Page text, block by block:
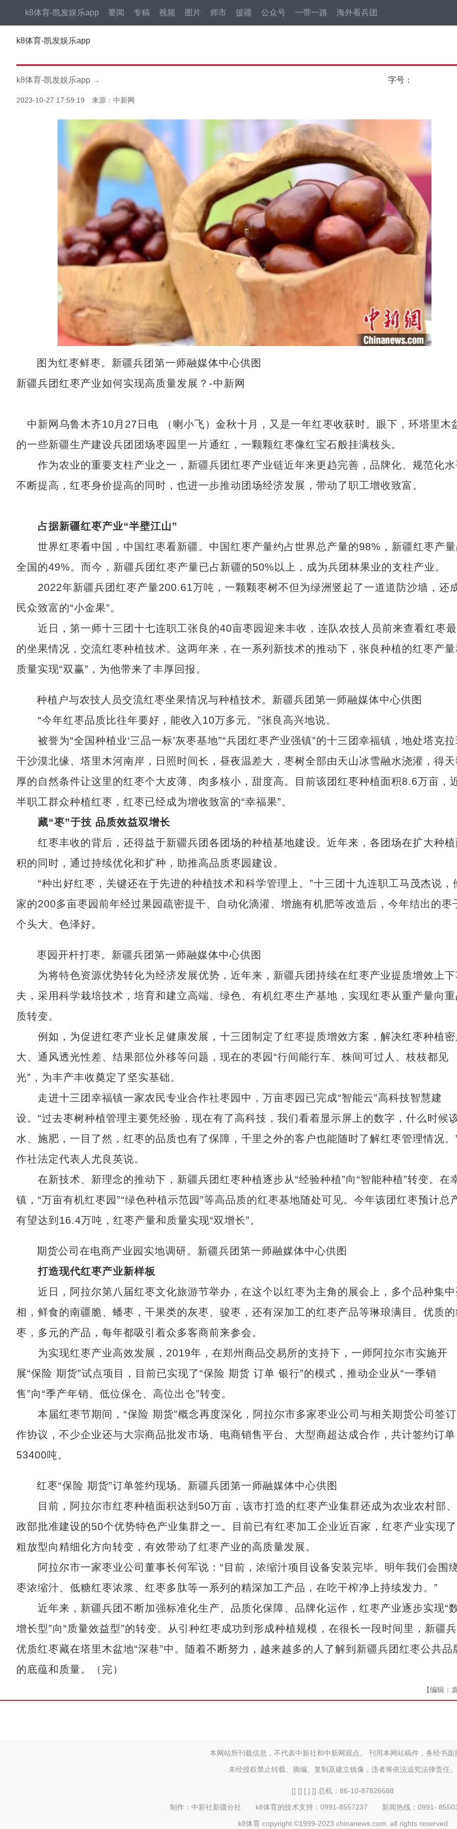
k8体育-凯发娱乐app 要闻 专稿 视频 图片 师市 援疆 公众号 一带一路 海外看兵团
k8体育-凯发娱乐app
k8体育-凯发娱乐app → 字号：
2023-10-27 17:59:19 来源：中新网
图为红枣鲜枣。新疆兵团第一师融媒体中心供图
新疆兵团红枣产业如何实现高质量发展？-中新网
中新网乌鲁木齐10月27日电 （喇小飞）金秋十月，又是一年红枣收获时。眼下，环塔里木
的一些新疆生产建设兵团团场枣园里一片通红，一颗颗红枣像红宝石般挂满枝头。
作为农业的重要支柱产业之一，新疆兵团红枣产业链近年来更趋完善，品牌化、规范化水
不断提高，红枣身价提高的同时，也进一步推动团场经济发展，带动了职工增收致富。
占据新疆红枣产业“半壁江山”
世界红枣看中国，中国红枣看新疆。中国红枣产量约占世界总产量的98%，新疆红枣产量
全国的49%。而今，新疆兵团红枣产量已占新疆的50%以上，成为兵团林果业的支柱产业。
2022年新疆兵团红枣产量200.61万吨，一颗颗枣树不但为绿洲竖起了一道道防沙墙，还
民众致富的“小金果”。
近日，第一师十三团十七连职工张良的40亩枣园迎来丰收，连队农技人员前来查看红枣
的坐果情况，交流红枣种植技术。这两年来，在一系列新技术的推动下，张良种植的红枣产量
质量实现“双赢”，为他带来了丰厚回报。
种植户与农技人员交流红枣坐果情况与种植技术。新疆兵团第一师融媒体中心供图
“今年红枣品质比往年要好，能收入10万多元。”张良高兴地说。
被誉为“全国种植业‘三品一标’灰枣基地”“兵团红枣产业强镇”的十三团幸福镇，地处塔克拉
干沙漠北缘、塔里木河南岸，日照时间长，昼夜温差大，枣树全部由天山冰雪融水浇灌，得天
厚的自然条件让这里的红枣个大皮薄、肉多核小，甜度高。目前该团红枣种植面积8.6万亩，
半职工群众种植红枣，红枣已经成为增收致富的“幸福果”。
藏“枣”于技 品质效益双增长
红枣丰收的背后，还得益于新疆兵团各团场的种植基地建设。近年来，各团场在扩大种植
积的同时，通过持续优化和扩种，助推高品质枣园建设。
“种出好红枣，关键还在于先进的种植技术和科学管理上。”十三团十九连职工马茂杰说，
家的200多亩枣园前年经过果园疏密提干、自动化滴灌、增施有机肥等改造后，今年结出的枣
个头大、色泽好。
枣园开杆打枣。新疆兵团第一师融媒体中心供图
为将特色资源优势转化为经济发展优势，近年来，新疆兵团持续在红枣产业提质增效上下
夫，采用科学栽培技术，培育和建立高端、绿色、有机红枣生产基地，实现红枣从重产量向重
质转变。
例如，为促进红枣产业长足健康发展，十三团制定了红枣提质增效方案，解决红枣种植密
大、通风透光性差、结果部位外移等问题，现在的枣园“行间能行车、株间可过人、枝枝都见
光”，为丰产丰收奠定了坚实基础。
走进十三团幸福镇一家农民专业合作社枣园中，万亩枣园已完成“智能云”高科技智慧建
设。“过去枣树种植管理主要凭经验，现在有了高科技，我们看着显示屏上的数字，什么时候
水、施肥，一目了然，红枣的品质也有了保障，千里之外的客户也能随时了解红枣管理情况。
作社法定代表人尤良英说。
在新技术、新理念的推动下，新疆兵团红枣种植逐步从“经验种植”向“智能种植”转变。在
镇，“万亩有机红枣园”“绿色种植示范园”等高品质的红枣基地随处可见。今年该团红枣预计总
有望达到16.4万吨，红枣产量和质量实现“双增长”。
期货公司在电商产业园实地调研。新疆兵团第一师融媒体中心供图
打造现代红枣产业新样板
近日，阿拉尔第八届红枣文化旅游节举办，在这个以红枣为主角的展会上，多个品种集中
相，鲜食的南疆脆、蟠枣，干果类的灰枣、骏枣，还有深加工的红枣产品等琳琅满目。优质的
枣，多元的产品，每年都吸引着众多客商前来参会。
为实现红枣产业高效发展，2019年，在郑州商品交易所的支持下，一师阿拉尔市实施开
展“保险 期货”试点项目，目前已实现了“保险 期货 订单 银行”的模式，推动企业从“一季销
售”向“季产年销、低位保仓、高位出仓”转变。
本届红枣节期间，“保险 期货”概念再度深化，阿拉尔市多家枣业公司与相关期货公司签
作协议，不少企业还与大宗商品批发市场、电商销售平台、大型商超达成合作，共计签约订单
53400吨。
红枣“保险 期货”订单签约现场。新疆兵团第一师融媒体中心供图
目前，阿拉尔市红枣种植面积达到50万亩，该市打造的红枣产业集群还成为农业农村部
政部批准建设的50个优势特色产业集群之一。目前已有红枣加工企业近百家，红枣产业实现
粗放型向精细化方向转变，有效带动了红枣产业的高质量发展。
阿拉尔市一家枣业公司董事长何军说：“目前，浓缩汁项目设备安装完毕。明年我们会围
枣浓缩汁、低糖红枣浓浆、红枣多肽等一系列的精深加工产品，在吃干榨净上持续发力。”
近年来，新疆兵团不断加强标准化生产、品质化保障、品牌化运作，红枣产业逐步实现“
增长型”向“质量效益型”的转变。从引种红枣成功到形成种植规模，在很长一段时间里，新疆
优质红枣藏在塔里木盆地“深巷”中。随着不断努力，越来越多的人了解到新疆兵团红枣公共品
的底蕴和质量。（完）
【编辑：
本网站所刊载信息，不代表中新社和中新网观点。 刊用本网站稿件，务经书面
未经授权禁止转载、摘编、复制及建立镜像，违者将依法追究法律责任。
[] [] [ ] [] 总机：86-10-87826688
制作：中新社新疆分社 k8体育的技术支持：0991-8557237 新闻热线：0991-
k8体育 copyright ©1999-2023 chinanews.com. all rights reserved